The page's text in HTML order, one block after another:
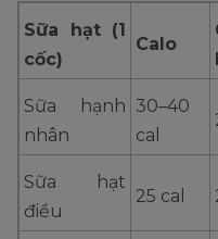
Sữa hạt (1
cốc)
Calo
Sữa hạnh
nhân
30–40
cal
Sữa hạt
điều
25 cal